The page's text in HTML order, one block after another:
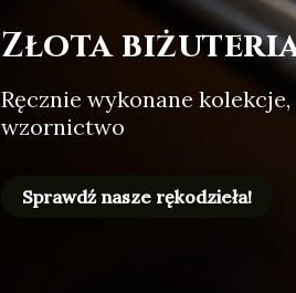
Złota
Ręcznie wykonane
wzornictwo
Sprawdź nasze rękodzieła!